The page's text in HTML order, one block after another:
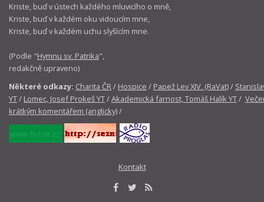
Kriste, buď v ústech každého mluvicího o mně,
Kriste, buď v každém oku vidoucím mne,
Kriste, buď v každém uchu slyšícím mne.
(Podle "Hymnu sv. Patrika",
redakčně upraveno)
Některé odkazy: Charita ČR/ Hospice / Papež Lev XIV. (RaVat)/
YT/ Lomec, Josef Prokeš YT/Akademická farnost, Tomáš Halík YT/
krátkým komentářem (anglicky)/
Kontakt